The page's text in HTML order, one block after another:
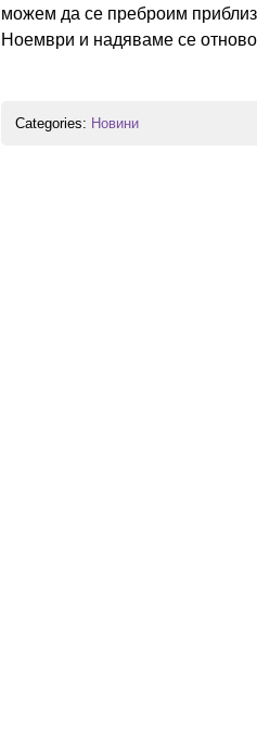
можем да се преброим
Ноември и надяваме се
Categories: Новини